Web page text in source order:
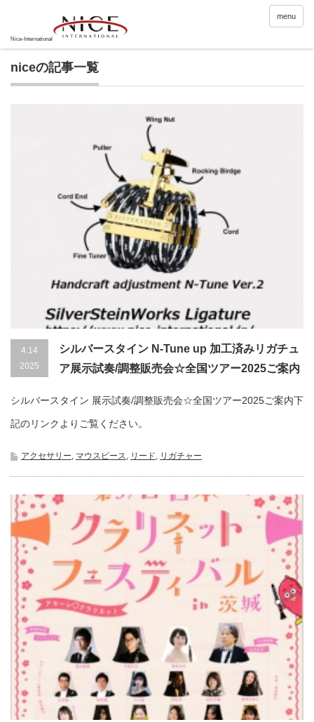
menu
niceの記事一覧
4.14
2025
シルバースタイン N-Tune up 加工済みリガチュ
ア展示試奏/調整販売会☆全国ツアー2025ご案内
シルバースタイン 展示試奏/調整販売会☆全国ツアー2025ご案内下
記のリンクよりご覧ください。
アクセサリー, マウスピース, リード, リガチャー